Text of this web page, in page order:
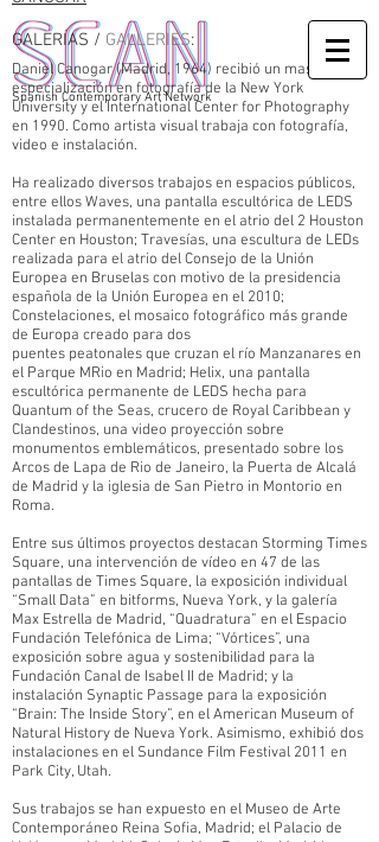
Spanish Contemporary Art Network
GALERÍAS / GALLERIES:
Daniel Canogar (Madrid, 1964) recibió un master con
especialización en fotografía de la New York
University y el International Center for Photography
en 1990. Como artista visual trabaja con fotografía,
video e instalación.
Ha realizado diversos trabajos en espacios públicos,
entre ellos Waves, una pantalla escultórica de LEDS
instalada permanentemente en el atrio del 2 Houston
Center en Houston; Travesías, una escultura de LEDs
realizada para el atrio del Consejo de la Unión
Europea en Bruselas con motivo de la presidencia
española de la Unión Europea en el 2010;
Constelaciones, el mosaico fotográfico más grande
de Europa creado para dos
puentes peatonales que cruzan el río Manzanares en
el Parque MRio en Madrid; Helix, una pantalla
escultórica permanente de LEDS hecha para
Quantum of the Seas, crucero de Royal Caribbean y
Clandestinos, una video proyección sobre
monumentos emblemáticos, presentado sobre los
Arcos de Lapa de Rio de Janeiro, la Puerta de Alcalá
de Madrid y la iglesia de San Pietro in Montorio en
Roma.
Entre sus últimos proyectos destacan Storming Times
Square, una intervención de vídeo en 47 de las
pantallas de Times Square, la exposición individual
“Small Data” en bitforms, Nueva York, y la galería
Max Estrella de Madrid, “Quadratura” en el Espacio
Fundación Telefónica de Lima; “Vórtices”, una
exposición sobre agua y sostenibilidad para la
Fundación Canal de Isabel II de Madrid; y la
instalación Synaptic Passage para la exposición
“Brain: The Inside Story”, en el American Museum of
Natural History de Nueva York. Asimismo, exhibió dos
instalaciones en el Sundance Film Festival 2011 en
Park City, Utah.
Sus trabajos se han expuesto en el Museo de Arte
Contemporáneo Reina Sofia, Madrid; el Palacio de